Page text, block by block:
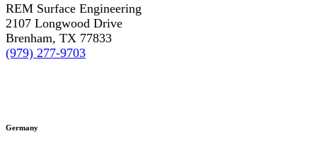
REM Surface Engineering
2107 Longwood Drive
Brenham, TX 77833
(979) 277-9703
Germany